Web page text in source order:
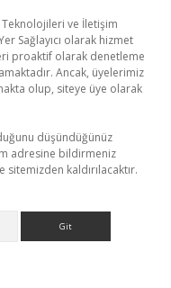
Teknolojileri ve İletişim
Sağlayıcı olarak hizmet
proaktif olarak denetleme
Ancak, üyelerimiz
olup, siteye üye olarak
düşündüğünüz
adresine bildirmeniz
kaldırılacaktır.